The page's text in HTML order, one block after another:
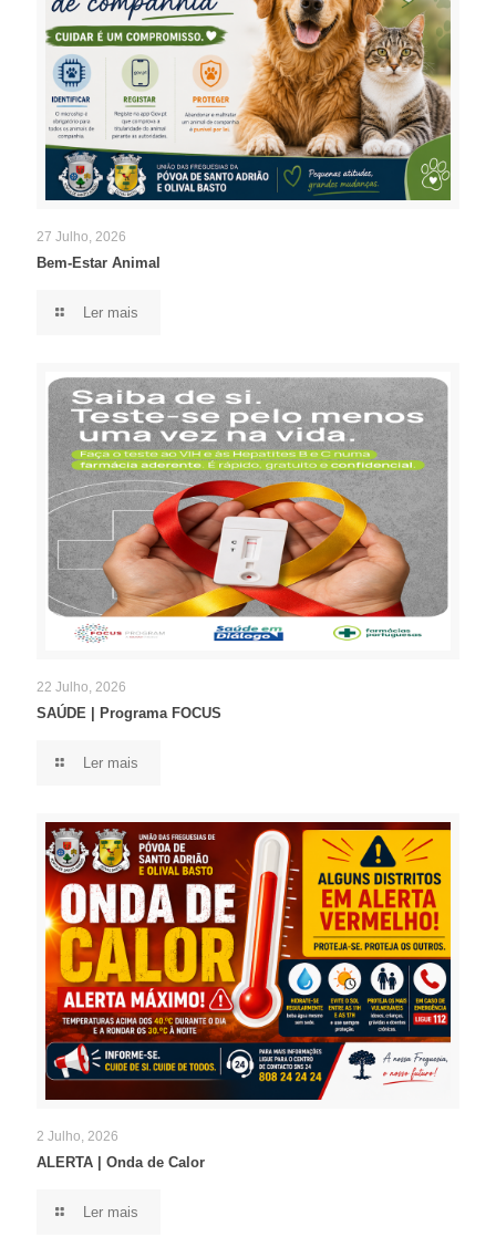
27 Julho, 2026
Bem-Estar Animal
Ler mais
22 Julho, 2026
SAÚDE | Programa FOCUS
Ler mais
2 Julho, 2026
ALERTA | Onda de Calor
Ler mais